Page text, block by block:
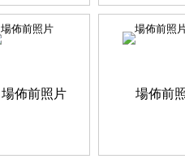
場佈前照片 場佈前照